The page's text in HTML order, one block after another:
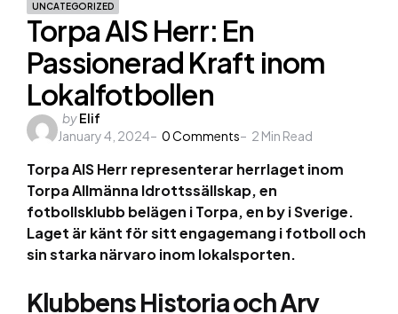
UNCATEGORIZED
Torpa AIS Herr: En
Passionerad Kraft inom
Lokalfotbollen
Posted
by
byElif
January 4, 2024
0Comments 2 Min Read
Torpa AIS Herr representerar herrlaget inom
Torpa Allmänna Idrottssällskap, en
fotbollsklubb belägen i Torpa, en by i Sverige.
Laget är känt för sitt engagemang i fotboll och
sin starka närvaro inom lokalsporten.
Klubbens Historia och Arv